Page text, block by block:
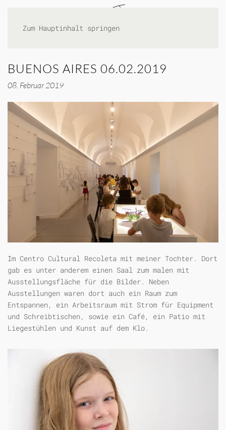
Zum Hauptinhalt springen
BUENOS AIRES 06.02.2019
08. Februar 2019
Im Centro Cultural Recoleta mit meiner Tochter. Dort
gab es unter anderem einen Saal zum malen mit
Ausstellungsfläche für die Bilder. Neben
Ausstellungen waren dort auch ein Raum zum
Entspannen, ein Arbeitsraum mit Strom für Equipment
und Schreibtischen, sowie ein Café, ein Patio mit
Liegestühlen und Kunst auf dem Klo.